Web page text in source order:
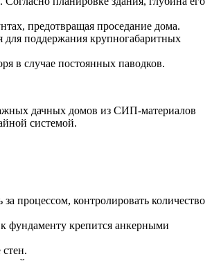
предотвращая проседание дома.
поддержания крупногабаритных
в случае постоянных паводков.
дачных домов из СИП-материалов
системой.
процессом, контролировать количество
фундаменту крепится анкерными